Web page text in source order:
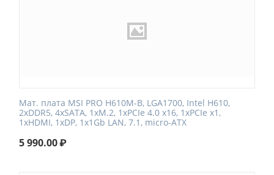
Мат. плата MSI PRO H610M-B, LGA1700, Intel H610,
2xDDR5, 4xSATA, 1xM.2, 1xPCIe 4.0 x16, 1xPCIe x1,
1xHDMI, 1xDP, 1x1Gb LAN, 7.1, micro-ATX
5 990.00₽